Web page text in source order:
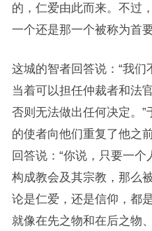
的，仁爱由此而来。不过
一个还是那一个被称为首
这城的智者回答说：“我
当着可以担任仲裁者和法
否则无法做出任何决定。”
的使者向他们重复了他之
回答说：“你说，只要一
构成教会及其宗教，那么
论是仁爱，还是信仰，都
就像在先之物和在后之物